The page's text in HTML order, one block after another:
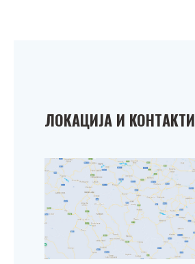
ЛOKAЦИЈA И KOНТAKТИ